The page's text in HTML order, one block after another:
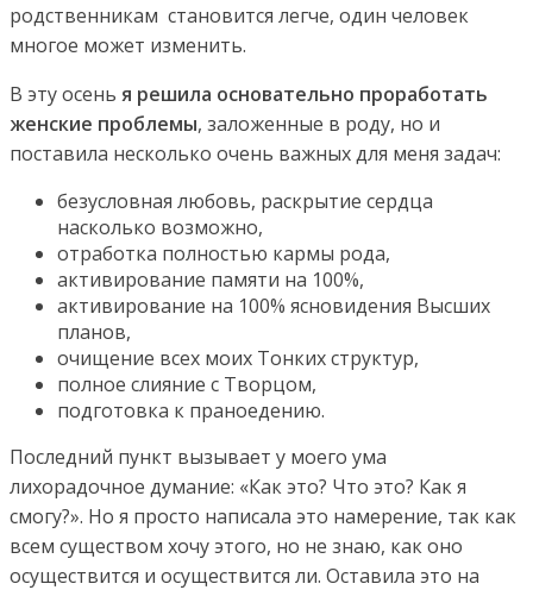
родственникам становится легче, один человек
многое может изменить.
В эту осень я решила основательно проработать
женские проблемы, заложенные в роду, но и
поставила несколько очень важных для меня задач:
безусловная любовь, раскрытие сердца
насколько возможно,
отработка полностью кармы рода,
активирование памяти на 100%,
активирование на 100% ясновидения Высших
планов,
очищение всех моих Тонких структур,
полное слияние с Творцом,
подготовка к праноедению.
Последний пункт вызывает у моего ума
лихорадочное думание: «Как это? Что это? Как я
смогу?». Но я просто написала это намерение, так как
всем существом хочу этого, но не знаю, как оно
осуществится и осуществится ли. Оставила это на